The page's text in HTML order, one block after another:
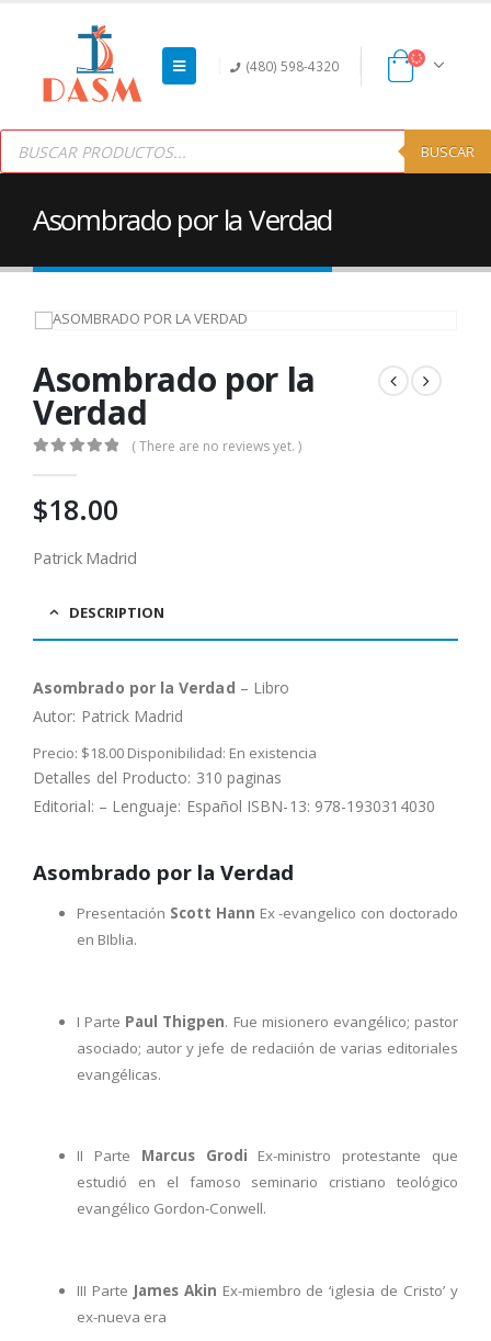
(480) 598-4320
Products
search BUSCAR
Asombrado por la Verdad
Asombrado por la
Verdad
( There are no reviews yet. )
$18.00
Patrick Madrid
DESCRIPTION
Asombrado por la Verdad – Libro
Autor: Patrick Madrid
Precio: $18.00 Disponibilidad: En existencia
Detalles del Producto: 310 paginas
Editorial: – Lenguaje: Español ISBN-13: 978-1930314030
Asombrado por la Verdad
Presentación Scott Hann Ex -evangelico con doctorado
en BIblia.
I Parte Paul Thigpen. Fue misionero evangélico; pastor
asociado; autor y jefe de redaciión de varias editoriales
evangélicas.
II Parte Marcus Grodi Ex-ministro protestante que
estudió en el famoso seminario cristiano teológico
evangélico Gordon-Conwell.
III Parte James Akin Ex-miembro de ‘iglesia de Cristo’ y
ex-nueva era